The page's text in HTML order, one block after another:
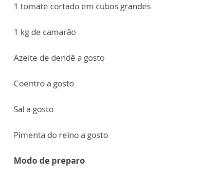
1 tomate cortado em cubos grandes
1 kg de camarão
Azeite de dendê a gosto
Coentro a gosto
Sal a gosto
Pimenta do reino a gosto
Modo de preparo